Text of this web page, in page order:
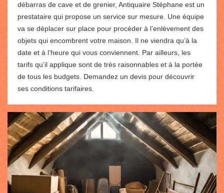
débarras de cave et de grenier, Antiquaire Stéphane est un
prestataire qui propose un service sur mesure. Une équipe
va se déplacer sur place pour procéder à l’enlèvement des
objets qui encombrent votre maison. Il ne viendra qu’à la
date et à l’heure qui vous conviennent. Par ailleurs, les
tarifs qu’il applique sont de très raisonnables et à la portée
de tous les budgets. Demandez un devis pour découvrir
ses conditions tarifaires.